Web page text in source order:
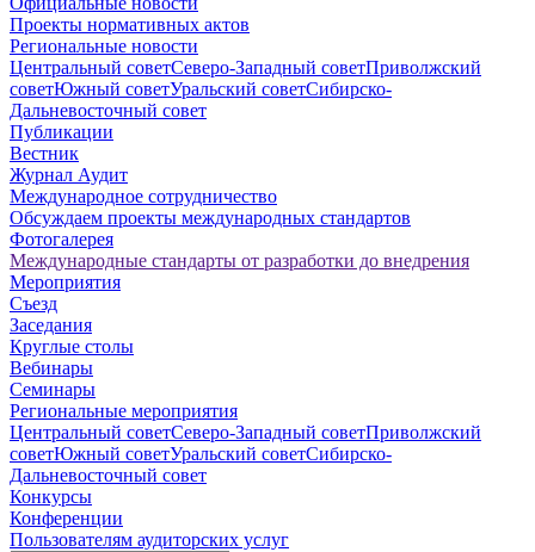
Проекты нормативных актов
Региональные новости
Центральный советСеверо-Западный советПриволжский
советЮжный советУральский советСибирско-
Дальневосточный совет
Публикации
Вестник
Журнал Аудит
Международное сотрудничество
Обсуждаем проекты международных стандартов
Фотогалерея
Международные стандарты от разработки до внедрения
Мероприятия
Съезд
Заседания
Круглые столы
Вебинары
Семинары
Региональные мероприятия
Центральный советСеверо-Западный советПриволжский
советЮжный советУральский советСибирско-
Дальневосточный совет
Конкурсы
Конференции
Пользователям аудиторских услуг